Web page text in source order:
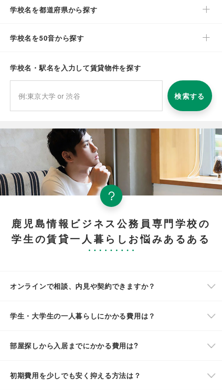
学校名を都道府県から探す
学校名を50音から探す
学校名・駅名を入力して賃貸物件を探す
検索する
鹿児島情報ビジネス公務員専門学校の
学生の賃貸一人暮らしお悩みあるある
オンラインで相談、内見や契約できますか？
学生・大学生の一人暮らしにかかる費用は？
部屋探しから入居までにかかる費用は?
初期費用を少しでも安く抑える方法は？